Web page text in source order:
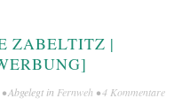
ZABELTITZ |
• Abgelegt in Fernweh •4 Kommentare